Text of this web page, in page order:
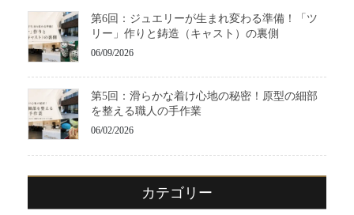
第6回：ジュエリーが生まれ変わる準備！「ツ
リー」作りと鋳造（キャスト）の裏側
06/09/2026
第5回：滑らかな着け心地の秘密！原型の細部
を整える職人の手作業
06/02/2026
カテゴリー